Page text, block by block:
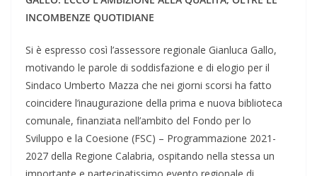
INCOMBENZE QUOTIDIANE
Si è espresso così l’assessore regionale Gianluca Gallo,
motivando le parole di soddisfazione e di elogio per il
Sindaco Umberto Mazza che nei giorni scorsi ha fatto
coincidere l’inaugurazione della prima e nuova biblioteca
comunale, finanziata nell’ambito del Fondo per lo
Sviluppo e la Coesione (FSC) – Programmazione 2021-
2027 della Regione Calabria, ospitando nella stessa un
importante e partecipatissimo evento regionale di